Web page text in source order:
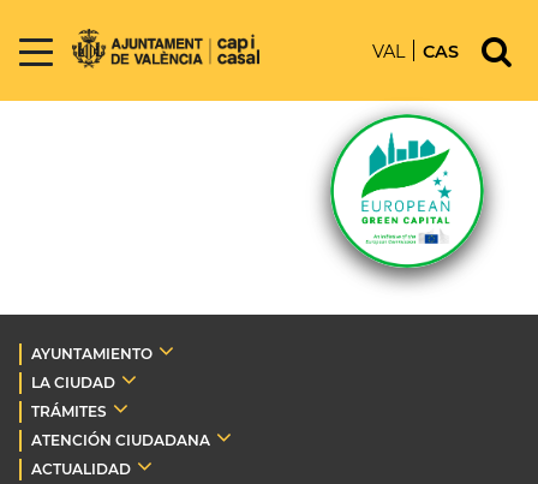
VAL CAS
AYUNTAMIENTO
LA CIUDAD
TRÁMITES
ATENCIÓN CIUDADANA
ACTUALIDAD